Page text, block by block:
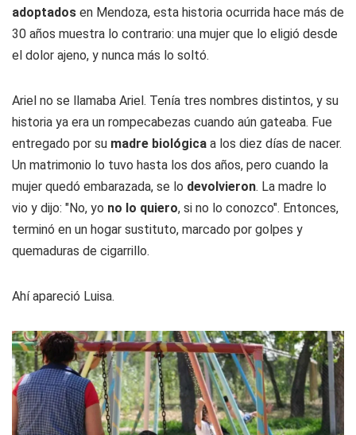
adoptados en Mendoza, esta historia ocurrida hace más de
30 años muestra lo contrario: una mujer que lo eligió desde
el dolor ajeno, y nunca más lo soltó.
Ariel no se llamaba Ariel. Tenía tres nombres distintos, y su
historia ya era un rompecabezas cuando aún gateaba. Fue
entregado por su madre biológica a los diez días de nacer.
Un matrimonio lo tuvo hasta los dos años, pero cuando la
mujer quedó embarazada, se lo devolvieron. La madre lo
vio y dijo: "No, yo no lo quiero, si no lo conozco". Entonces,
terminó en un hogar sustituto, marcado por golpes y
quemaduras de cigarrillo.
Ahí apareció Luisa.